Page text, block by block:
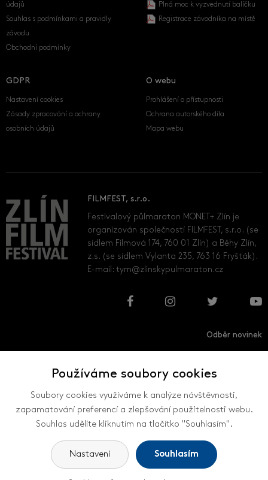
údajů
Souhlas s podmínkami a pravidly
závodu
Obchodní podmínky
Plná moc k vyzvednutí balíčku
Registrace závodníka na místě
GDPR
Nastavení cookies
Zásady zpracování a ochrany
osobních údajů
O webu
Prohlášení o přístupnosti
Ochrana autorského díla
Mapa webu
FILMFEST, s.r.o.
Festivalový půlmaraton MONET+ Zlín je
organizován společností FILMFEST, s.r.o. (se
sídlem Filmová 174, 760 01 Zlín) a Běhy Zlín,
z.s. (se sídlem Vylanta 235, 763 16 Fryšták).
E-mail:tym@zlinskypulmaraton.cz
Odběr novinek
VŠECHNY KONTAKTY
Používáme soubory cookies
Soubory cookies využíváme k analýze návštěvnosti,
zapamatování preferencí a zlepšování použitelnosti webu.
Souhlas udělíte kliknutím na tlačítko "Souhlasím".
Nastavení Souhlasím